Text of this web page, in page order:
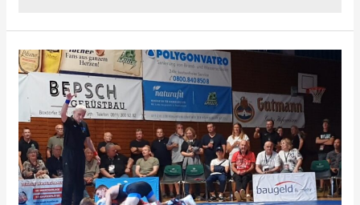
Angerer
Ringer
bestehen
auch
in
Nürnberg